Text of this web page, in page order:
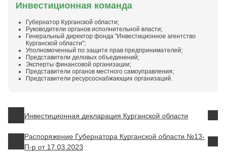
Инвестиционная команда
Губернатор Курганской области;
Руководители органов исполнительной власти;
Генеральный директор фонда "Инвестиционное агентство
Курганской области";
Уполномоченный по защите прав предпринимателей;
Представители деловых объединений;
Эксперты финансовой организации;
Представители органов местного самоуправления;
Представители ресурсоснабжающих организаций.
Инвестиционная декларация Курганской области
Распоряжение Губернатора Курганской области №13-
П-р от 17.03.2023